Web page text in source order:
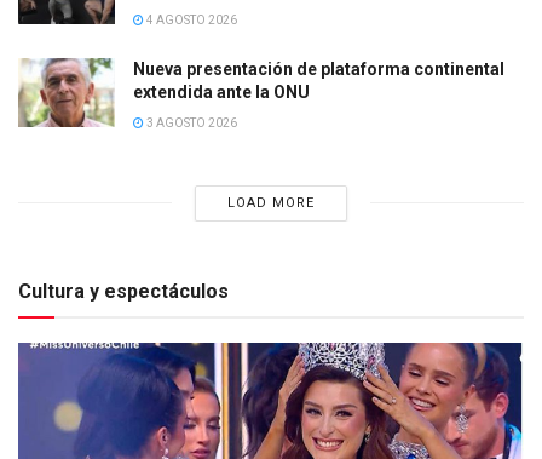
4 AGOSTO 2026
Nueva presentación de plataforma continental
extendida ante la ONU
3 AGOSTO 2026
LOAD MORE
Cultura y espectáculos